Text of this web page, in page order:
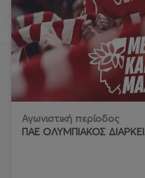
Αγωνιστική περίοδος
ΠΑΕ ΟΛΥΜΠΙΑΚΟΣ